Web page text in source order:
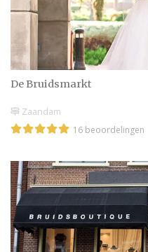
De Bruidsmarkt
Zaandam
16 beoordelingen